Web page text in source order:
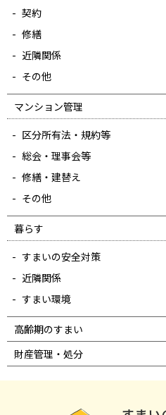
契約
修繕
近隣関係
その他
マンション管理
区分所有法・規約等
総会・理事会等
修繕・建替え
その他
暮らす
すまいの安全対策
近隣関係
すまい環境
高齢期のすまい
財産管理・処分